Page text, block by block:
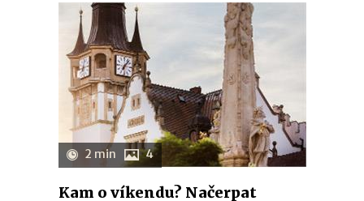
2 min 4
Kam o víkendu? Načerpat